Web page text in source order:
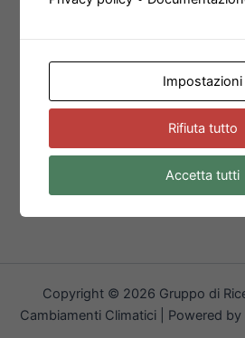
Copyright © 2026 Gruppo di
Cambiamenti Climatici | Powered by
Impostazioni
Rifiuta tutto
Accetta tutti